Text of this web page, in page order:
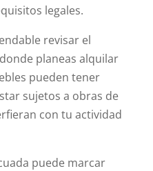
legales.
revisar el
planeas alquilar
pueden tener
sujetos a obras de
con tu actividad
puede marcar